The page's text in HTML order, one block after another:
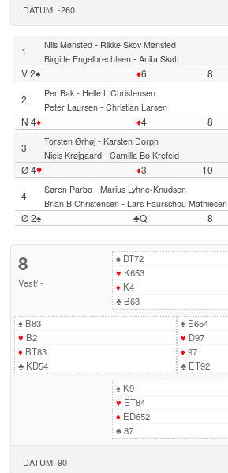
DATUM: -260
1 Nils Mønsted- Rikke Skov Mønsted
Birgitte Engelbrechtsen- Anita Skøtt
V 2♠ ♦6 8
2
Per Bak- Helle L Christensen
Peter Laursen- Christian Larsen
N 4♦ ♦4 8
3
Torsten Ørhøj- Karsten Dorph
Niels Krøjgaard- Camilla Bo Krefeld
Ø 4♥ ♦3 10
4
Søren Parbo- Marius Lyhne-Knudsen
Brian B Christensen- Lars Faurschou Mathiesen
Ø 2♠ ♣Q 8
8
Vest/-
♠DT72
♥ K653
♦ K4
♣B63
♠B83
♥ B2
♦ BT83
♣KD54
♠E654
♥ D97
♦ 97
♣ET92
♠K9
♥ ET84
♦ ED652
♣87
DATUM: 90